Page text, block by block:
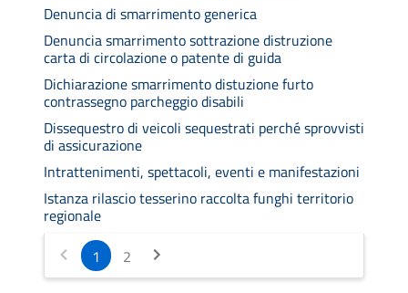
Denuncia di smarrimento generica
Denuncia smarrimento sottrazione distruzione
carta di circolazione o patente di guida
Dichiarazione smarrimento distuzione furto
contrassegno parcheggio disabili
Dissequestro di veicoli sequestrati perché sprovvisti
di assicurazione
Intrattenimenti, spettacoli, eventi e manifestazioni
Istanza rilascio tesserino raccolta funghi territorio
regionale
1
2